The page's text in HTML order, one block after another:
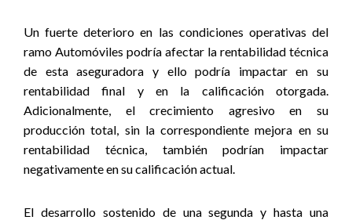
Un fuerte deterioro en las condiciones operativas del
ramo Automóviles podría afectar la rentabilidad técnica
de esta aseguradora y ello podría impactar en su
rentabilidad final y en la calificación otorgada.
Adicionalmente, el crecimiento agresivo en su
producción total, sin la correspondiente mejora en su
rentabilidad técnica, también podrían impactar
negativamente en su calificación actual.
El desarrollo sostenido de una segunda y hasta una